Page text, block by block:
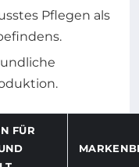
Pflegen als
FÜR